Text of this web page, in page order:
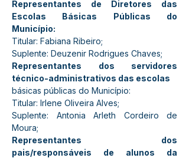
Representantes de Diretores das
Escolas Básicas Públicas do
Município:
Titular: Fabiana Ribeiro;
Suplente: Deuzenir Rodrigues Chaves;
Representantes dos servidores
técnico-administrativos das escolas
básicas públicas do Município:
Titular: Irlene Oliveira Alves;
Suplente: Antonia Arleth Cordeiro de
Moura;
Representantes dos
pais/responsáveis de alunos da